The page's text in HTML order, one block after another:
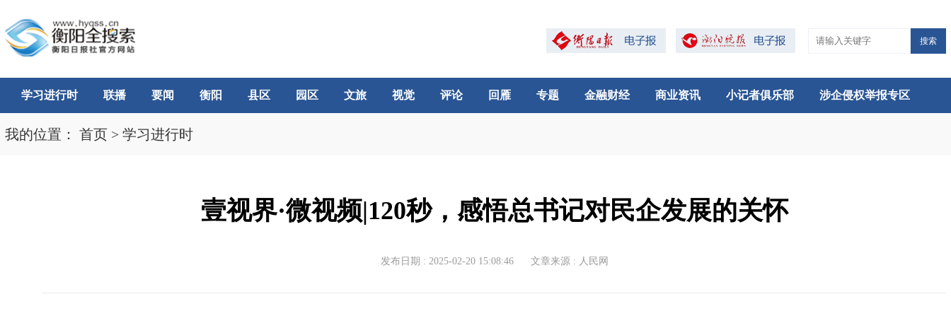
搜索
学习进行时 联播 要闻 衡阳 县区 园区 文旅 视觉 评论 回雁 专题 金融财经 商业资讯 小记者俱乐部 涉企侵权举报专区
我的位置： 首页 > 学习进行时
壹视界·微视频|120秒，感悟总书记对民企发展的关怀
发布日期 : 2025-02-20 15:08:46 文章来源 : 人民网